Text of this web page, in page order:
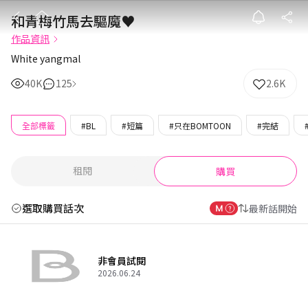
和青梅竹馬去
和青梅竹馬去驅魔♥
作品資訊
White yangmal
40K
125 2.6K
全部標籤 #BL #短篇 #只在BOMTOON #完結
租閱 購買
選取購買話次 最新話開始
非會員試閱
2026.06.24